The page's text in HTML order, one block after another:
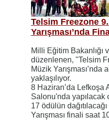
Telsim Freezone
Yarışması’nda
Milli Eğitim Bakanlığı
düzenlenen, "Telsim
Müzik Yarışması’nda
yaklaşılıyor.
8 Haziran’da Lefkoşa
Salonu'nda yapılacak
17 ödülün
Yarışması finali saat